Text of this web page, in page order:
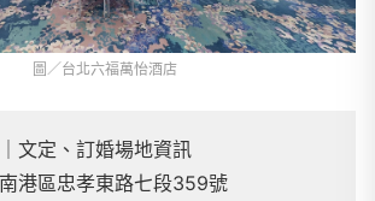
圖／台北六福萬怡酒店
｜文定、訂婚場地資訊
港區忠孝東路七段359號